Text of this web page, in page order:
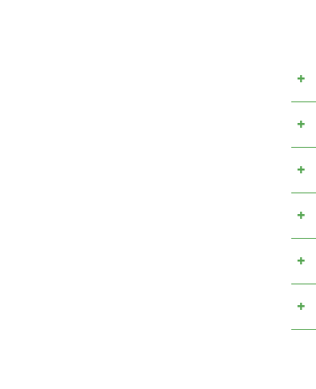
+
+
+
+
+
+